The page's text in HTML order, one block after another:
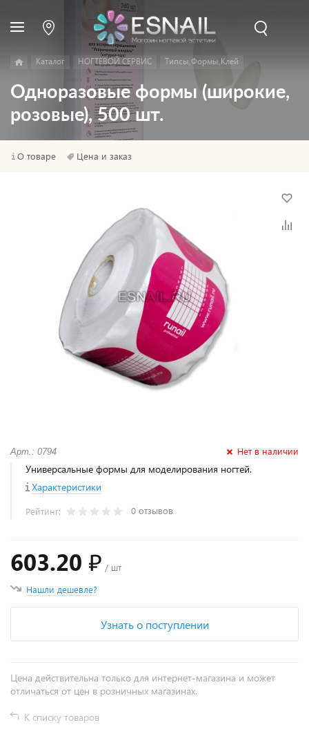
Каталог НОГТЕВОЙ СЕРВИС Типсы,Формы,Клей
Одноразовые формы (широкие,
розовые), 500 шт.
О товаре Цена и заказ
Арт.: 0794 Нет в наличии
Универсальные формы для моделирования ногтей.
Характеристики
Рейтинг: 0 отзывов
603.20 ₽ / шт
Нашли дешевле?
Узнать о поступлении
Цена действительна только для интернет-магазина и может
отличаться от цен в розничных магазинах.
К списку товаров